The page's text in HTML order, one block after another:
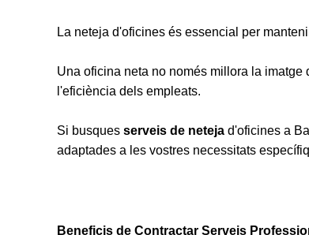
La neteja d'oficines és essencial per
Una oficina neta no només millora la
l'eficiència dels empleats.
Si busques serveis de neteja d'oficines a
adaptades a les vostres necessitats
Beneficis de Contractar Serveis